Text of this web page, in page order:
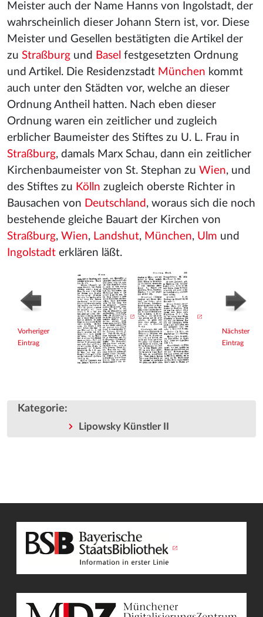
Meister auch der Name Hanns von Ingolstadt, der
wahrscheinlich dieser Johann Stern ist, vor. Diese
Meister und Gesellen bestätigten die Artikel der
zu Straßburg und Basel festgesetzten Ordnung
und Artikel. Die Residenzstadt München kommt
auch unter den Städten vor, welche an dieser
Ordnung Antheil hatten. Nach eben dieser
Ordnung waren ein zeitlicher und zugleich
erblicher Baumeister des Stiftes zu U. L. Frau in
Straßburg, damals Marx Schau, dann ein zeitlicher
Kirchenbaumeister von St. Stephan zu Wien, und
des Stiftes zu Kölln zugleich oberste Richter in
Bausachen von Deutschland , woraus sich die noch
bestehende gleiche Bauart der Kirchen von
Straßburg, Wien, Landshut, München, Ulm und
Ingolstadt erklären läßt.
Vorheriger
Eintrag
Nächster
Eintrag
Kategorie:
Lipowsky Künstler II